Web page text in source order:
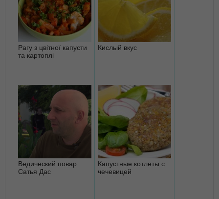
Рагу з цвітної капусти
та картоплі
Кислый вкус
Ведический повар
Сатья Дас
Капустные котлеты с
чечевицей